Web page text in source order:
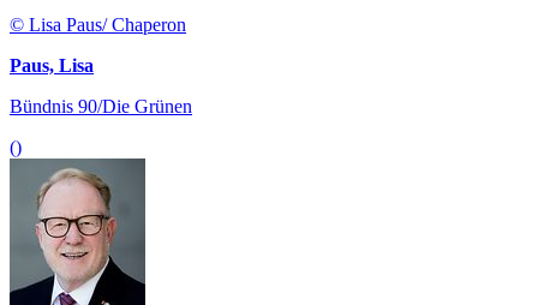
© Lisa Paus/ Chaperon
Paus, Lisa
Bündnis 90/Die Grünen
()